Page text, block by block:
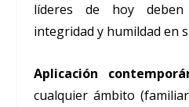
líderes de hoy deben
integridad y humildad en
Aplicación
cualquier ámbito